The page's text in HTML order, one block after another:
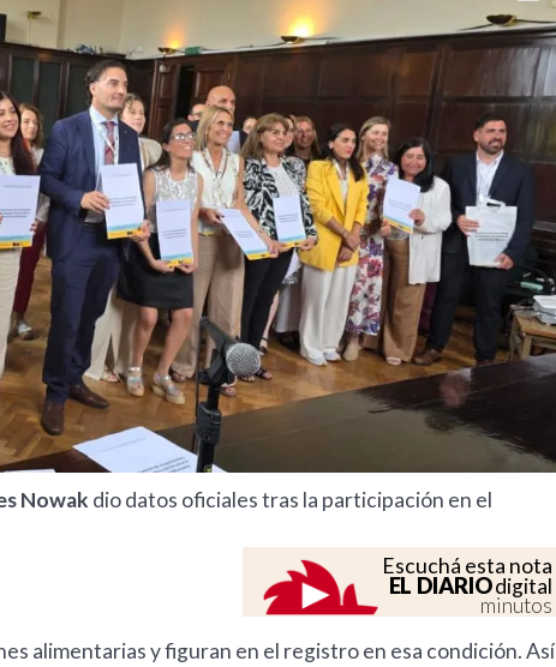
Nowak dio datos oficiales tras la participación en el
Escuchá esta nota
EL DIARIOdigital
minutos
alimentarias y figuran en el registro en esa condición. Así